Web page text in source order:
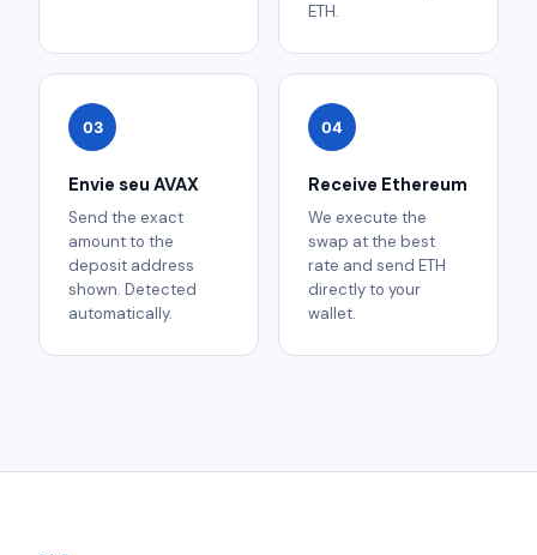
ETH.
03
Envie seu AVAX
Send the exact
amount to the
deposit address
shown. Detected
automatically.
04
Receive Ethereum
We execute the
swap at the best
rate and send ETH
directly to your
wallet.